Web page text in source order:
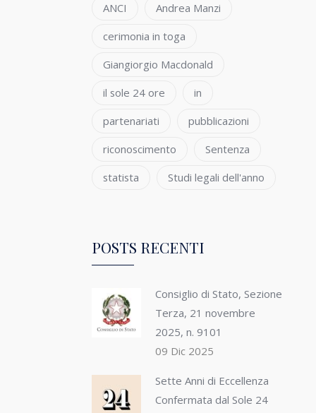
ANCI
Andrea Manzi
cerimonia in toga
Giangiorgio Macdonald
il sole 24 ore
in
partenariati
pubblicazioni
riconoscimento
Sentenza
statista
Studi legali dell'anno
POSTS RECENTI
Consiglio di Stato, Sezione
Terza, 21 novembre
2025, n. 9101
09 Dic 2025
Sette Anni di Eccellenza
Confermata dal Sole 24